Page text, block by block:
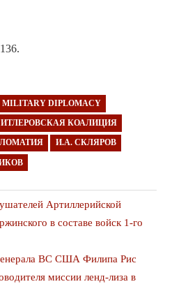
MILITARY DIPLOMACY
КОАЛИЦИЯ
И.А. СКЛЯРОВ
Артиллерийской
в составе войск 1-го
ВС США Филипа Рис
миссии ленд-лиза в